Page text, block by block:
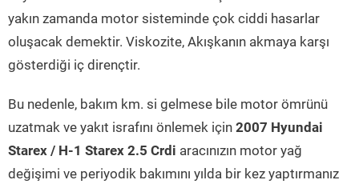
yakın zamanda motor sisteminde çok ciddi hasarlar
oluşacak demektir. Viskozite, Akışkanın akmaya karşı
gösterdiği iç dirençtir.
Bu nedenle, bakım km. si gelmese bile motor ömrünü
uzatmak ve yakıt israfını önlemek için 2007 Hyundai
Starex / H-1 Starex 2.5 Crdi aracınızın motor yağ
değişimi ve periyodik bakımını yılda bir kez yaptırmanız